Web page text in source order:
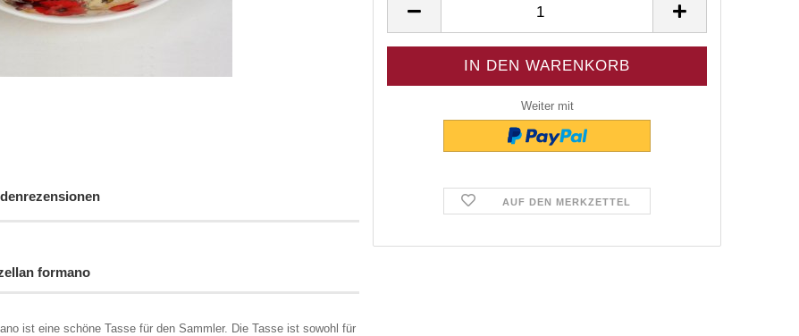
Stück
Weiter mit
AUF DEN MERKZETTEL
formano
ist eine schöne Tasse für den Sammler. Die Tasse ist sowohl für